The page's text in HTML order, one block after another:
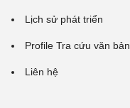
Lịch sử phát triển
Profile Tra cứu văn bản
Liên hệ